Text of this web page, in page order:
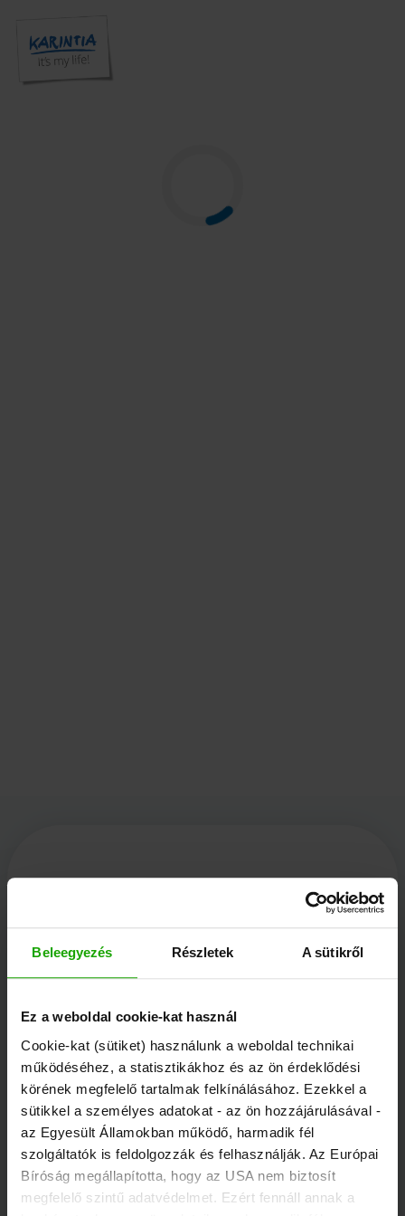
Beleegyezés Részletek A sütikről
Ez a weboldal cookie-kat használ
Cookie-kat (sütiket) használunk a weboldal technikai
működéséhez, a statisztikákhoz és az ön érdeklődési
körének megfelelő tartalmak felkínálásához. Ezekkel a
sütikkel a személyes adatokat - az ön hozzájárulásával -
az Egyesült Államokban működő, harmadik fél
szolgáltatók is feldolgozzák és felhasználják. Az Európai
Bíróság megállapította, hogy az USA nem biztosít
megfelelő szintű adatvédelmet. Ezért fennáll annak a
Völkermarkter Ring 21 - 23
9020 Klagenfurt
+43/463/3000
info@kaernten.at
Maradjon tájékozott!